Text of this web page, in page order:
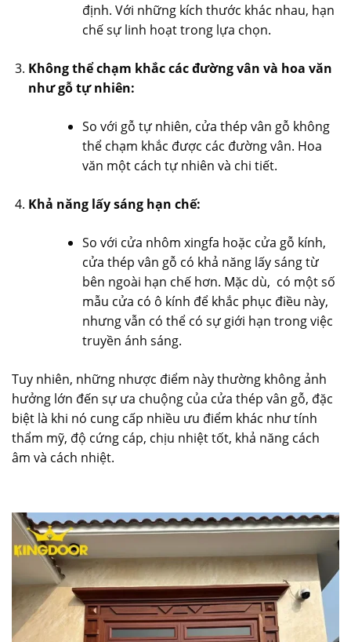
định. Với những kích thước khác nhau, hạn
chế sự linh hoạt trong lựa chọn.
Không thể chạm khắc các đường vân và hoa văn
như gỗ tự nhiên:
So với gỗ tự nhiên, cửa thép vân gỗ không
thể chạm khắc được các đường vân. Hoa
văn một cách tự nhiên và chi tiết.
Khả năng lấy sáng hạn chế:
So với cửa nhôm xingfa hoặc cửa gỗ kính,
cửa thép vân gỗ có khả năng lấy sáng từ
bên ngoài hạn chế hơn. Mặc dù, có một số
mẫu cửa có ô kính để khắc phục điều này,
nhưng vẫn có thể có sự giới hạn trong việc
truyền ánh sáng.
Tuy nhiên, những nhược điểm này thường không ảnh
hưởng lớn đến sự ưa chuộng của cửa thép vân gỗ, đặc
biệt là khi nó cung cấp nhiều ưu điểm khác như tính
thẩm mỹ, độ cứng cáp, chịu nhiệt tốt, khả năng cách
âm và cách nhiệt.